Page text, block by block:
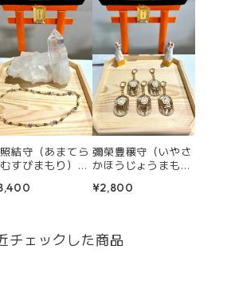
結守（あまてら
すびまもり）ネ
浄化と太陽の護
彌榮豊穣守（いやさ
かほうじょうまも
びが招く、繁栄と良
¥2,800
チェックした商品